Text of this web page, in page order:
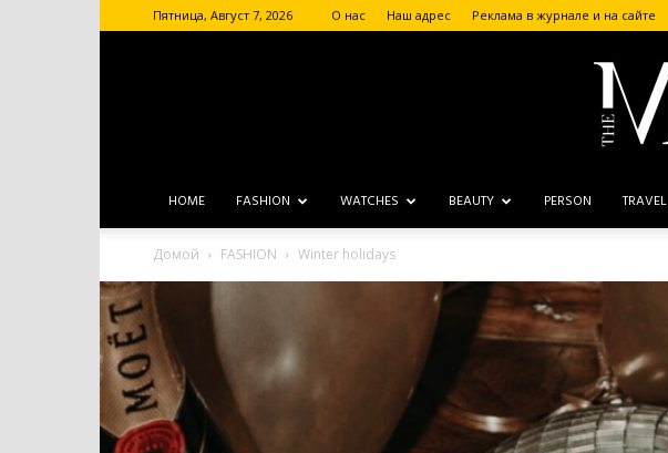
Пятница, Август 7, 2026 О нас Наш адрес Реклама в журнале и на сайте
HOME FASHION WATCHES BEAUTY PERSON TRAVEL
Домой FASHION Winter holidays